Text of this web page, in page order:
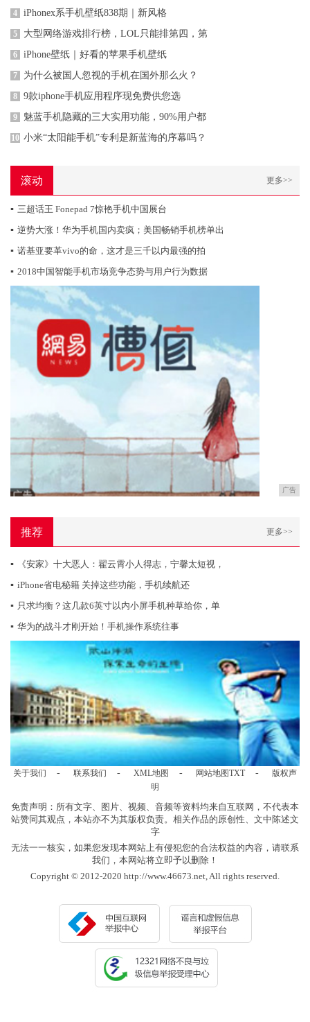
4 iPhonex系手机壁纸838期｜新风格
5 大型网络游戏排行榜，LOL只能排第四，第
6 iPhone壁纸｜好看的苹果手机壁纸
7 为什么被国人忽视的手机在国外那么火？
8 9款iphone手机应用程序现免费供您选
9 魅蓝手机隐藏的三大实用功能，90%用户都
10 小米“太阳能手机”专利是新蓝海的序幕吗？
滚动 更多>>
▪ 三超话王 Fonepad 7惊艳手机中国展台
▪ 逆势大涨！华为手机国内卖疯；美国畅销手机榜单出
▪ 诺基亚要革vivo的命，这才是三千以内最强的拍
▪ 2018中国智能手机市场竞争态势与用户行为数据
广告
推荐 更多>>
▪
《安家》十大恶人：翟云霄小人得志，宁馨太短视，
▪ iPhone省电秘籍 关掉这些功能，手机续航还
▪ 只求均衡？这几款6英寸以内小屏手机种草给你，单
▪ 华为的战斗才刚开始！手机操作系统往事
关于我们 - 联系我们 - XML地图 - 网站地图TXT -
版权声
明
免责声明：所有文字、图片、视频、音频等资料均来自互联网，不代表本
站赞同其观点，本站亦不为其版权负责。相关作品的原创性、文中陈述文
字
无法一一核实，如果您发现本网站上有侵犯您的合法权益的内容，请联系
我们，本网站将立即予以删除！
Copyright © 2012-2020 http://www.46673.net, All rights reserved.